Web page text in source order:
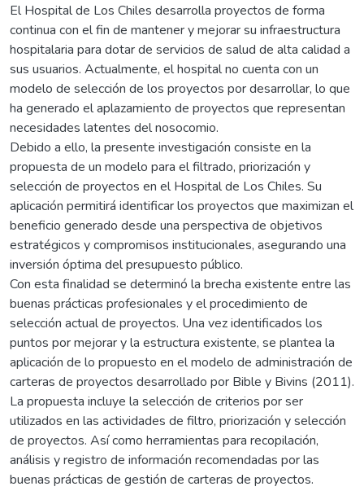
El Hospital de Los Chiles desarrolla proyectos de forma
continua con el fin de mantener y mejorar su infraestructura
hospitalaria para dotar de servicios de salud de alta calidad a
sus usuarios. Actualmente, el hospital no cuenta con un
modelo de selección de los proyectos por desarrollar, lo que
ha generado el aplazamiento de proyectos que representan
necesidades latentes del nosocomio.
Debido a ello, la presente investigación consiste en la
propuesta de un modelo para el filtrado, priorización y
selección de proyectos en el Hospital de Los Chiles. Su
aplicación permitirá identificar los proyectos que maximizan el
beneficio generado desde una perspectiva de objetivos
estratégicos y compromisos institucionales, asegurando una
inversión óptima del presupuesto público.
Con esta finalidad se determinó la brecha existente entre las
buenas prácticas profesionales y el procedimiento de
selección actual de proyectos. Una vez identificados los
puntos por mejorar y la estructura existente, se plantea la
aplicación de lo propuesto en el modelo de administración de
carteras de proyectos desarrollado por Bible y Bivins (2011).
La propuesta incluye la selección de criterios por ser
utilizados en las actividades de filtro, priorización y selección
de proyectos. Así como herramientas para recopilación,
análisis y registro de información recomendadas por las
buenas prácticas de gestión de carteras de proyectos.